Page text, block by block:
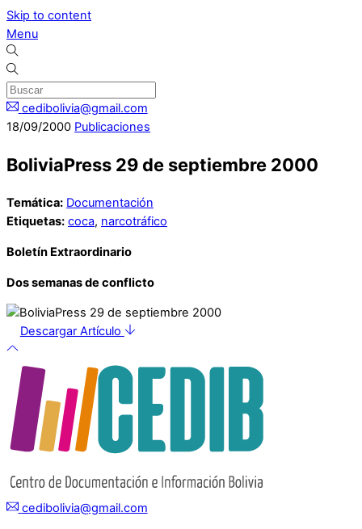
Skip to content
Menu
cedibolivia@gmail.com
18/09/2000 Publicaciones
BoliviaPress 29 de septiembre 2000
Temática: Documentación
Etiquetas: coca, narcotráfico
Boletín Extraordinario
Dos semanas de conflicto
Descargar Artículo
cedibolivia@gmail.com